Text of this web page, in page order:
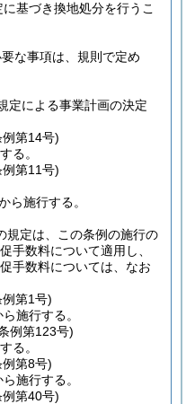
基づき換地処分を行うこ
な事項は、規則で定め
定による事業計画の決定
例第14号)
る。
例第11号)
ら施行する。
規定は、この条例の施行の
手数料について適用し、
手数料については、なお
例第1号)
施行する。
例第123号)
る。
例第8号)
施行する。
例第40号)